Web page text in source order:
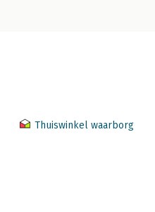
Thuiswinkel waarborg